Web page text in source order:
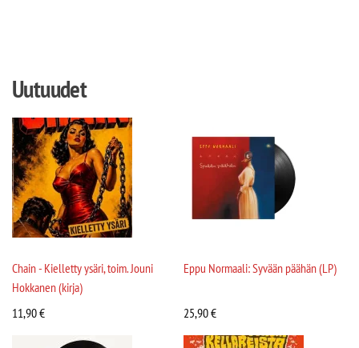
Uutuudet
Chain - Kielletty ysäri, toim. Jouni
Hokkanen (kirja)
11,90€
Eppu Normaali: Syvään päähän (LP)
25,90€